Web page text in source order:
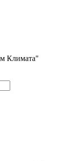
Климата"